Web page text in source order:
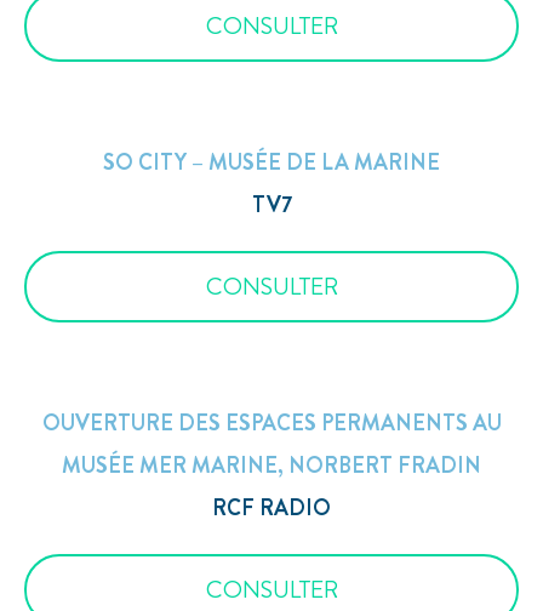
CONSULTER
SO CITY – MUSÉE DE LA MARINE
TV7
CONSULTER
OUVERTURE DES ESPACES PERMANENTS AU
MUSÉE MER MARINE, NORBERT FRADIN
RCF RADIO
CONSULTER